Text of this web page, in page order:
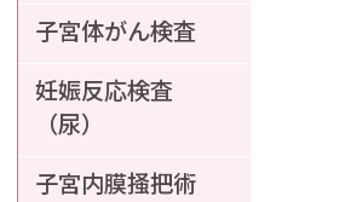
子宮体がん検査
妊娠反応検査
（尿）
子宮内膜掻把術